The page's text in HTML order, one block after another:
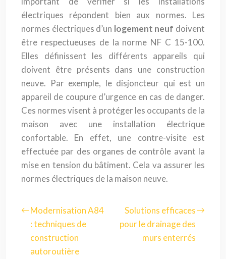
électriques répondent bien aux normes. Les
normes électriques d’un logement neuf doivent
être respectueuses de la norme NF C 15-100.
Elles définissent les différents appareils qui
doivent être présents dans une construction
neuve. Par exemple, le disjoncteur qui est un
appareil de coupure d’urgence en cas de danger.
Ces normes visent à protéger les occupants de la
maison avec une installation électrique
confortable. En effet, une contre-visite est
effectuée par des organes de contrôle avant la
mise en tension du bâtiment. Cela va assurer les
normes électriques de la maison neuve.
Modernisation A84
: techniques de
construction
autoroutière
Solutions efficaces
pour le drainage des
murs enterrés